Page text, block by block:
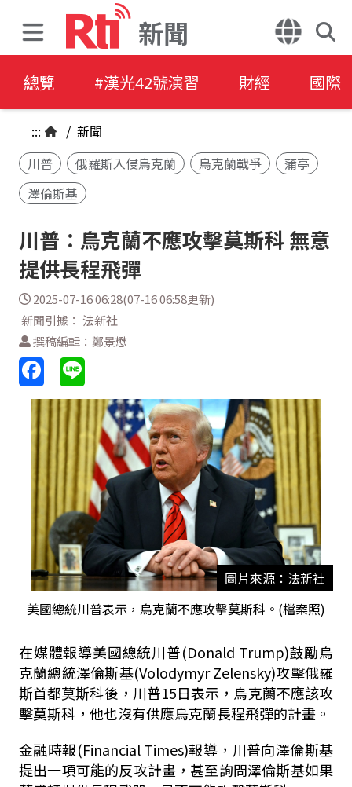
新聞
總覽 #漢光42號演習 財經 國際
::: / 新聞
川普
俄羅斯入侵烏克蘭 烏克蘭戰爭
蒲亭
澤倫斯基
川普：烏克蘭不應攻擊莫斯科 無意
提供長程飛彈
2025-07-16 06:28(07-16 06:58更新)
新聞引據： 法新社
撰稿編輯：鄭景懋
圖片來源：法新社
美國總統川普表示，烏克蘭不應攻擊莫斯科。(檔案照)
在媒體報導美國總統川普(Donald Trump)鼓勵烏
克蘭總統澤倫斯基(Volodymyr Zelensky)攻擊俄羅
斯首都莫斯科後，川普15日表示，烏克蘭不應該攻
擊莫斯科，他也沒有供應烏克蘭長程飛彈的計畫。
金融時報(Financial Times)報導，川普向澤倫斯基
提出一項可能的反攻計畫，甚至詢問澤倫斯基如果